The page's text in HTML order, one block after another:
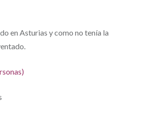
en Asturias y como no tenía la